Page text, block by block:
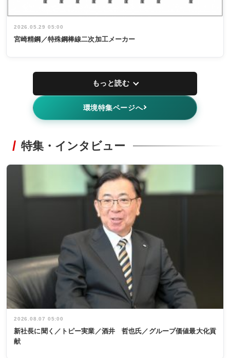
2026.05.29 05:00
宮崎精鋼／特殊鋼棒線二次加工メーカー
もっと読む
環境特集ページへ
特集・インタビュー
2026.08.07 05:00
新社長に聞く／トピー実業／酒井 哲也氏／グループ価値最大化貢
献